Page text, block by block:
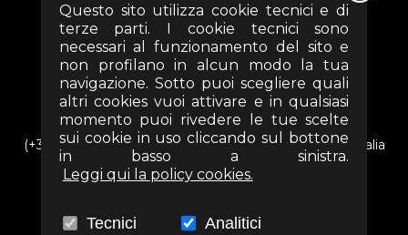
(+39) 06 69352313 - Via Arezzo n. 18 - 00161- Roma - Italia
info@associazioneterra.it
Questo sito utilizza cookie tecnici e di
terze parti. I cookie tecnici sono
necessari al funzionamento del sito e
non profilano in alcun modo la tua
navigazione. Sotto puoi scegliere quali
altri cookies vuoi attivare e in qualsiasi
momento puoi rivedere le tue scelte
sui cookie in uso cliccando sul bottone
in basso a sinistra.
Leggi qui la policy cookies.
Tecnici Analitici